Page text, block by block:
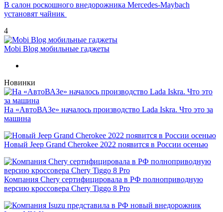
В салон роскошного внедорожника Mercedes-Maybach
установят чайник
4
Mobi Blog мобильные гаджеты
Новинки
На «АвтоВАЗе» началось производство Lada Iskra. Что это за
машина
Новый Jeep Grand Cherokee 2022 появится в России осенью
Компания Chery сертифицировала в РФ полноприводную
версию кроссовера Chery Tiggo 8 Pro